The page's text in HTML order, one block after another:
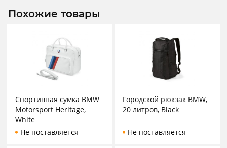
Похожие товары
Спортивная сумка BMW
Motorsport Heritage,
White
Не поставляется
Городской рюкзак BMW,
20 литров, Black
Не поставляется